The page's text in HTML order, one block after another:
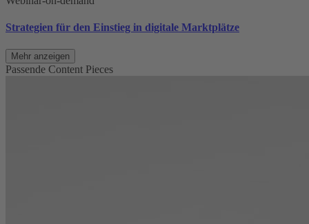
Strategien für den Einstieg in digitale Marktplätze
Mehr anzeigen
Passende Content Pieces